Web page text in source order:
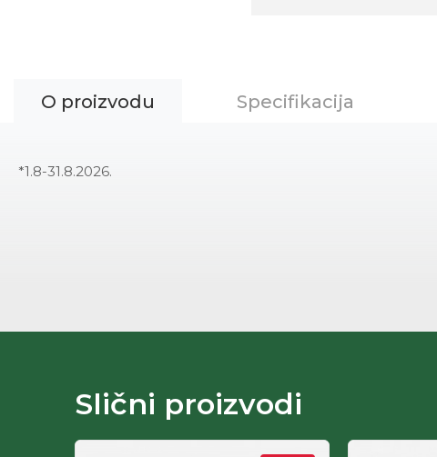
O proizvodu Specifikacija
*1.8-31.8.2026.
Slični proizvodi